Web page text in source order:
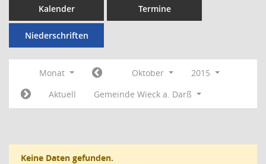
Kalender Termine
Niederschriften
Monat Oktober
2015
Aktuell
Gemeinde Wieck a. Darß
Keine Daten gefunden.